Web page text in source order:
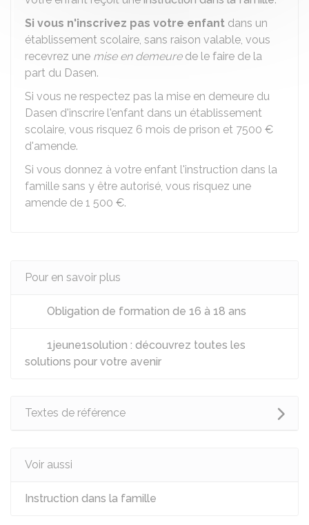
Si vous n'inscrivez pas votre enfant dans un
établissement scolaire, sans raison valable, vous
recevrez une mise en demeurede le faire de la
part du Dasen.
Si vous ne respectez pas la mise en demeure du
Dasen d'inscrire l'enfant dans un établissement
scolaire, vous risquez 6 mois de prison et 7500 €
d'amende.
Si vous donnez à votre enfant l'instruction dans la
famille sans y être autorisé, vous risquez une
amende de 1 500 €.
Pour en savoir plus
Obligation de formation de 16 à 18 ans
1jeune1solution : découvrez toutes les
solutions pour votre avenir
Textes de référence
Voir aussi
Instruction dans la famille